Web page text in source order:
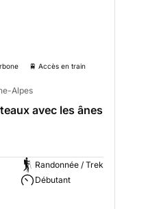
🚆 Accès en train
Alpes
avec les ânes
Randonnée / Trek
Débutant